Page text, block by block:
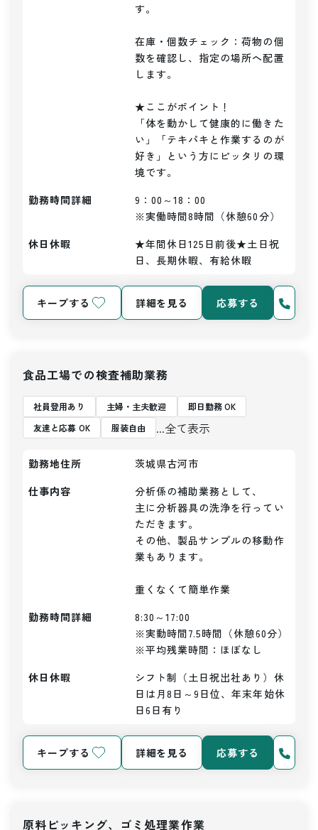
す。
在庫・個数チェック：荷物の個
数を確認し、指定の場所へ配置
します。
★ここがポイント！
「体を動かして健康的に働きた
い」「テキパキと作業するのが
好き」という方にピッタリの環
境です。
勤務時間詳細
9：00～18：00
※実働時間8時間（休憩60分）
休日休暇
★年間休日125日前後★土日祝
日、長期休暇、有給休暇
キープする 詳細を見る 応募する
食品工場での検査補助業務
社員登用あり 主婦・主夫歓迎
即日勤務 OK
友達と応募 OK
服装自由 ...全て表示
勤務地住所
茨城県古河市
仕事内容
分析係の補助業務として、
主に分析器具の洗浄を行ってい
ただきます。
その他、製品サンプルの移動作
業もあります。
重くなくて簡単作業
勤務時間詳細
8:30～17:00
※実動時間7.5時間（休憩60分）
※平均残業時間：ほぼなし
休日休暇
シフト制（土日祝出社あり）休
日は月8日～9日位、年末年始休
日6日有り
キープする 詳細を見る 応募する
原料ピッキング、ゴミ処理業作業